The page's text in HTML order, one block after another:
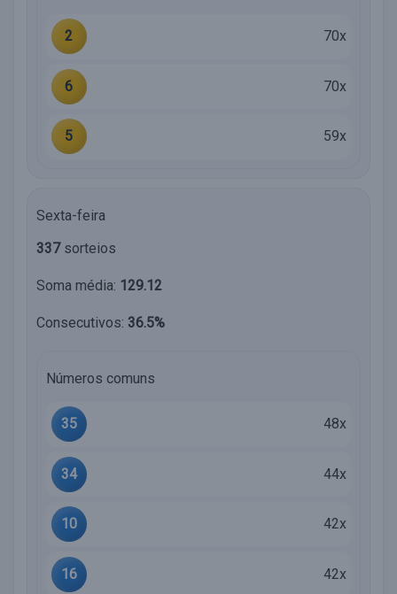
2 70x
6 70x
5 59x
Sexta-feira
337sorteios
Soma média: 129.12
Consecutivos: 36.5%
Números comuns
35 48x
34 44x
10 42x
16 42x